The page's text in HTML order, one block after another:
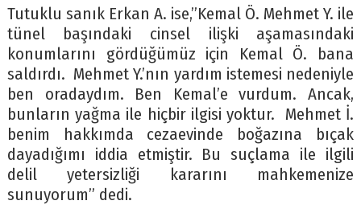
Tutuklu sanık Erkan A. ise,”Kemal Ö. Mehmet Y. ile
tünel başındaki cinsel ilişki aşamasındaki
konumlarını gördüğümüz için Kemal Ö. bana
saldırdı. Mehmet Y.’nın yardım istemesi nedeniyle
ben oradaydım. Ben Kemal’e vurdum. Ancak,
bunların yağma ile hiçbir ilgisi yoktur. Mehmet İ.
benim hakkımda cezaevinde boğazına bıçak
dayadığımı iddia etmiştir. Bu suçlama ile ilgili
delil yetersizliği kararını mahkemenize
sunuyorum” dedi.